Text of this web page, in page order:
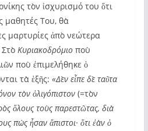
τὸν ἰσχυρισμό του ὅτι
μαθητές Του, θὰ
μαρτυρίες ἀπὸ νεώτερα
Κυριακοδρόμιοποὺ
ποὺ ἐπιμελήθηκε ὁ
τὰ ἑξῆς: «Δὲν εἶπε δὲ ταῦτα
τὸν ὀλιγόπιστον(=τὸν
ὅλους τοὺς παρεστῶτας, διὰ
πὼς ἦσαν ἄπιστοι· ὅτι ἐὰν ὁ